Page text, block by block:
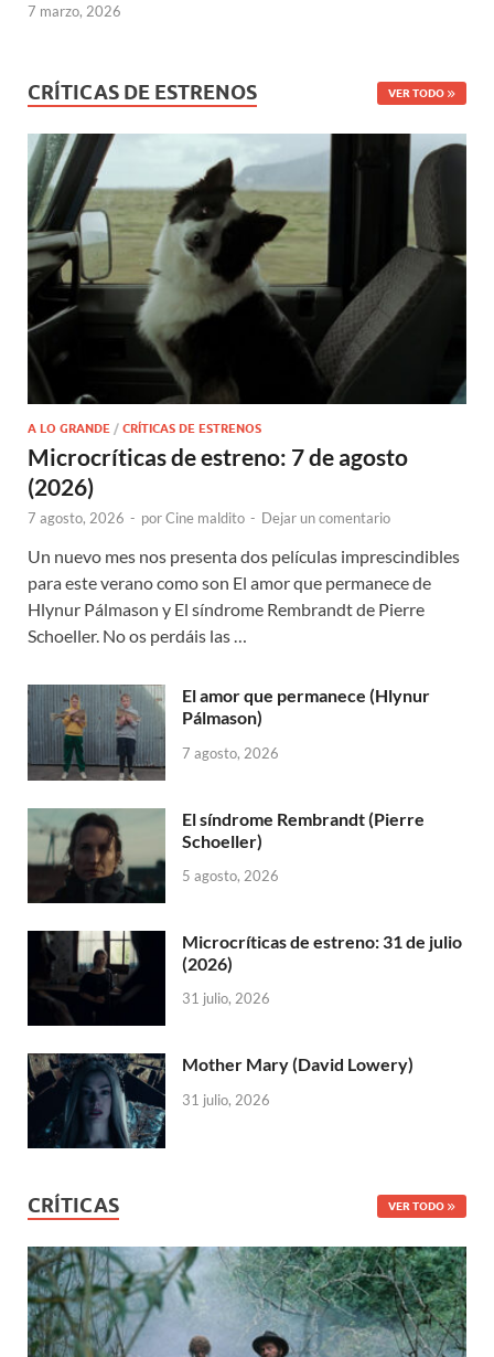
7 marzo, 2026
CRÍTICAS DE ESTRENOS VER TODO
A LO GRANDE / CRÍTICAS DE ESTRENOS
Microcríticas de estreno: 7 de agosto
(2026)
7 agosto, 2026 - porCine maldito - Dejar un comentario
Un nuevo mes nos presenta dos películas imprescindibles
para este verano como son El amor que permanece de
Hlynur Pálmason y El síndrome Rembrandt de Pierre
Schoeller. No os perdáis las …
El amor que permanece (Hlynur
Pálmason)
7 agosto, 2026
El síndrome Rembrandt (Pierre
Schoeller)
5 agosto, 2026
Microcríticas de estreno: 31 de julio
(2026)
31 julio, 2026
Mother Mary (David Lowery)
31 julio, 2026
CRÍTICAS VER TODO